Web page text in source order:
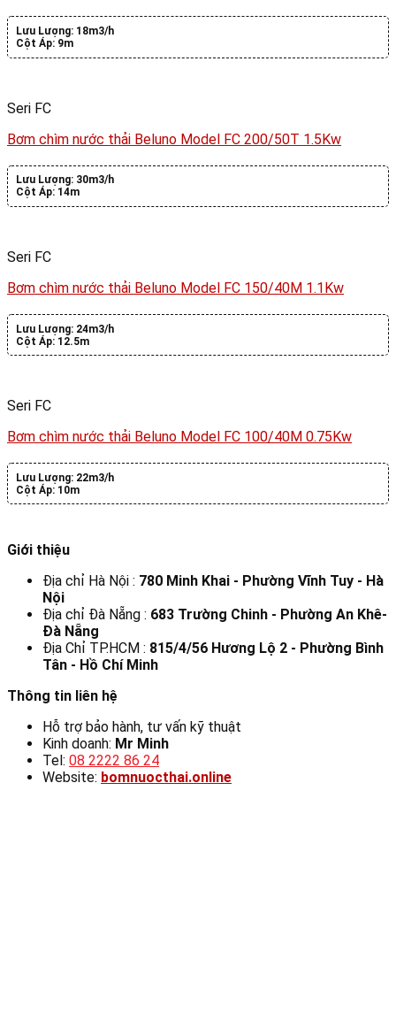
Lưu Lượng: 18m3/h
Cột Áp: 9m
Seri FC
Bơm chìm nước thải Beluno Model FC 200/50T 1.5Kw
Lưu Lượng: 30m3/h
Cột Áp: 14m
Seri FC
Bơm chìm nước thải Beluno Model FC 150/40M 1.1Kw
Lưu Lượng: 24m3/h
Cột Áp: 12.5m
Seri FC
Bơm chìm nước thải Beluno Model FC 100/40M 0.75Kw
Lưu Lượng: 22m3/h
Cột Áp: 10m
Giới thiệu
Địa chỉ Hà Nội : 780 Minh Khai - Phường Vĩnh Tuy - Hà
Nội
Địa chỉ Đà Nẵng : 683 Trường Chinh - Phường An Khê-
Đà Nẵng
Địa Chỉ TP.HCM : 815/4/56 Hương Lộ 2 - Phường Bình
Tân - Hồ Chí Minh
Thông tin liên hệ
Hỗ trợ bảo hành, tư vấn kỹ thuật
Kinh doanh: Mr Minh
Tel: 08 2222 86 24
Website: bomnuocthai.online